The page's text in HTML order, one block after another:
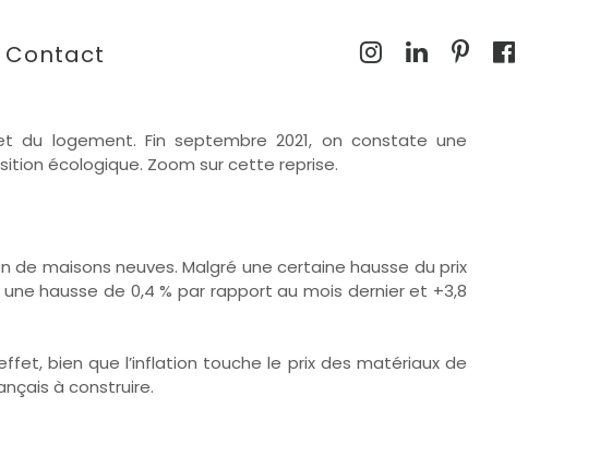
Contact
LE NIVEAU
du logement. Fin septembre 2021, on constate une
écologique. Zoom sur cette reprise.
maisons neuves. Malgré une certaine hausse du prix
hausse de 0,4 % par rapport au mois dernier et +3,8
bien que l’inflation touche le prix des matériaux de
à construire.